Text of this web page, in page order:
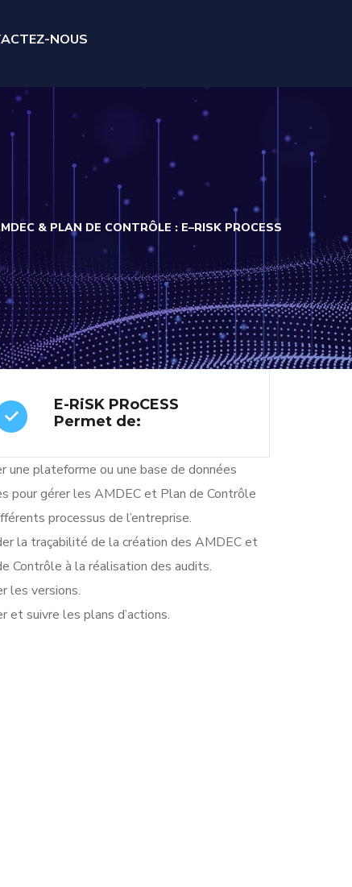
NOUS
& PLAN DE CONTRÔLE : E–RISK PROCESS
E-RiSK PRoCESS
Permet de:
une plateforme ou une base de données
pour gérer les AMDEC et Plan de Contrôle
processus de l’entreprise.
la traçabilité de la création des AMDEC et
Contrôle à la réalisation des audits.
les versions.
et suivre les plans d’actions.